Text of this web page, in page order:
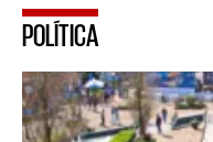
POLÍTICA